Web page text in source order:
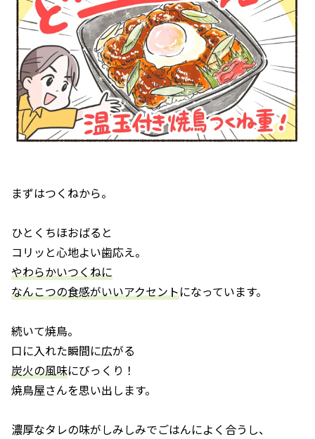
まずはつくねから。
ひとくちほおばると
コリッと心地よい歯応え。
やわらかいつくねに
なんこつの食感がいいアクセントになっています。
続いて焼鳥。
口に入れた瞬間に広がる
炭火の風味にびっくり！
焼鳥屋さんを思い出します。
濃厚なタレの味がしみしみでごはんによく合うし、